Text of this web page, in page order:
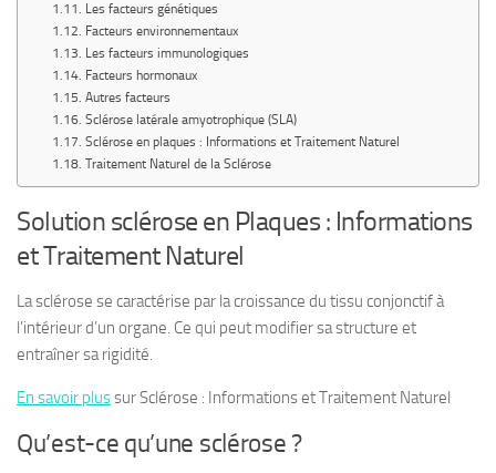
Les facteurs génétiques
Facteurs environnementaux
Les facteurs immunologiques
Facteurs hormonaux
Autres facteurs
Sclérose latérale amyotrophique (SLA)
Sclérose en plaques : Informations et Traitement Naturel
Traitement Naturel de la Sclérose
Solution sclérose en Plaques : Informations
et Traitement Naturel
La sclérose se caractérise par la croissance du tissu conjonctif à
l’intérieur d’un organe. Ce qui peut modifier sa structure et
entraîner sa rigidité.
En savoir plussur Sclérose : Informations et Traitement Naturel
Qu’est-ce qu’une sclérose ?